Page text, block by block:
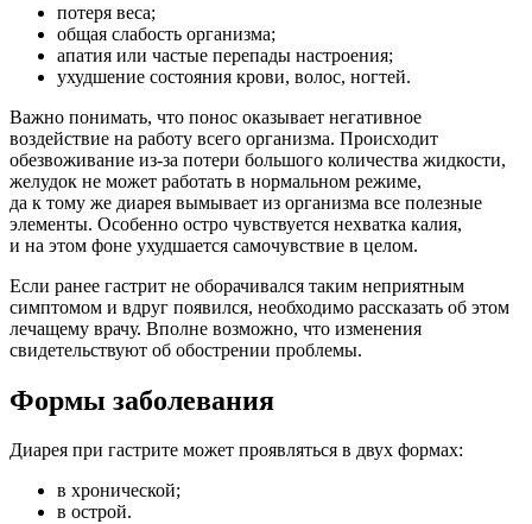
потеря веса;
общая слабость организма;
апатия или частые перепады настроения;
ухудшение состояния крови, волос, ногтей.
Важно понимать, что понос оказывает негативное
воздействие на работу всего организма. Происходит
обезвоживание из-за потери большого количества жидкости,
желудок не может работать в нормальном режиме,
да к тому же диарея вымывает из организма все полезные
элементы. Особенно остро чувствуется нехватка калия,
и на этом фоне ухудшается самочувствие в целом.
Если ранее гастрит не оборачивался таким неприятным
симптомом и вдруг появился, необходимо рассказать об этом
лечащему врачу. Вполне возможно, что изменения
свидетельствуют об обострении проблемы.
Формы заболевания
Диарея при гастрите может проявляться в двух формах:
в хронической;
в острой.